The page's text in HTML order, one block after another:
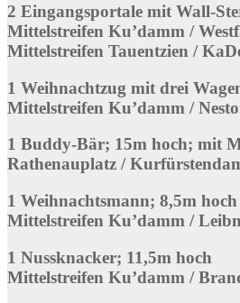
2 Eingangsportale mit Wall-
Mittelstreifen Ku’damm /
Mittelstreifen Tauentzien /
1 Weihnachtzug mit drei
Mittelstreifen Ku’damm /
1 Buddy-Bär; 15m hoch; mit
Rathenauplatz /
1 Weihnachtsmann; 8,5m hoch
Mittelstreifen Ku’damm /
1 Nussknacker; 11,5m hoch
Mittelstreifen Ku’damm /